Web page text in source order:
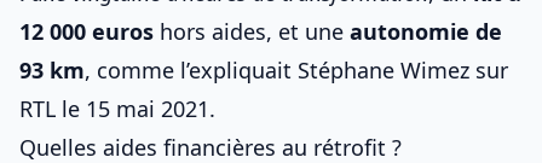
12 000 euros hors aides, et une autonomie de
93 km, comme l’expliquait Stéphane Wimez sur
RTL le 15 mai 2021.
Quelles aides financières au rétrofit ?